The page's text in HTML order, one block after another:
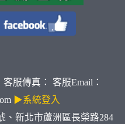
服傳真： 客服Email：
▶系統登入
、新北市蘆洲區長榮路284